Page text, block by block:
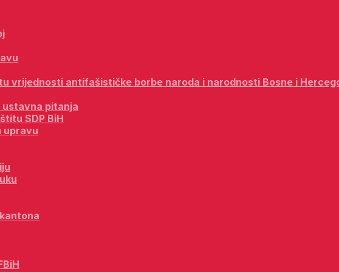
vrijednosti antifašističke borbe naroda i narodnosti Bosne i
pitanja
SDP BiH
upravu